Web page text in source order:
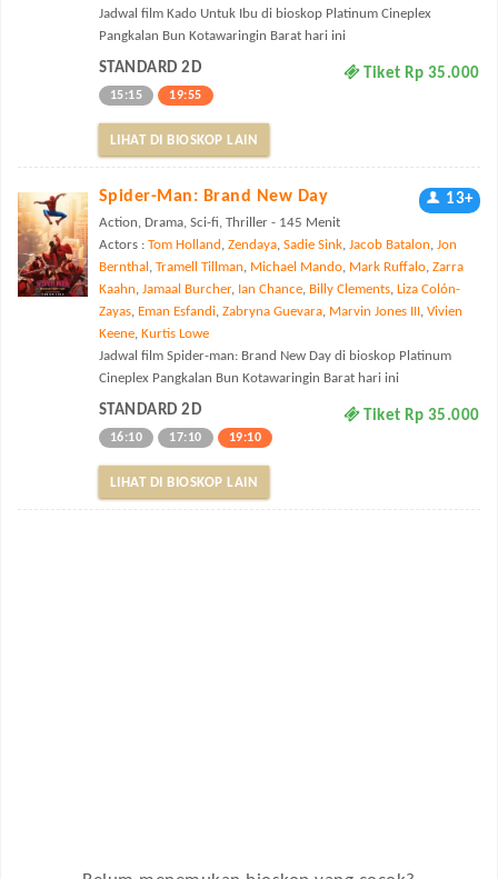
Jadwal film Kado Untuk Ibu di bioskop Platinum Cineplex
Pangkalan Bun Kotawaringin Barat hari ini
STANDARD 2D Tiket Rp 35.000
15:15 19:55
LIHAT DI BIOSKOP LAIN
Spider-Man: Brand New Day 13+
Action, Drama, Sci-fi, Thriller - 145 Menit
Actors : Tom Holland , Zendaya, Sadie Sink, Jacob Batalon, Jon
Bernthal , Tramell Tillman, Michael Mando, Mark Ruffalo, Zarra
Kaahn, Jamaal Burcher, Ian Chance, Billy Clements, Liza Colón-
Zayas, Eman Esfandi, Zabryna Guevara, Marvin Jones III, Vivien
Keene, Kurtis Lowe
Jadwal film Spider-man: Brand New Day di bioskop Platinum
Cineplex Pangkalan Bun Kotawaringin Barat hari ini
STANDARD 2D Tiket Rp 35.000
16:10 17:10 19:10
LIHAT DI BIOSKOP LAIN